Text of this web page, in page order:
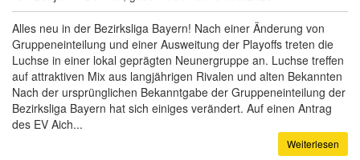
Alles neu in der Bezirksliga Bayern! Nach einer Änderung von
Gruppeneinteilung und einer Ausweitung der Playoffs treten die
Luchse in einer lokal geprägten Neunergruppe an. Luchse treffen
auf attraktiven Mix aus langjährigen Rivalen und alten Bekannten
Nach der ursprünglichen Bekanntgabe der Gruppeneinteilung der
Bezirksliga Bayern hat sich einiges verändert. Auf einen Antrag
des EV Aich...
Weiterlesen